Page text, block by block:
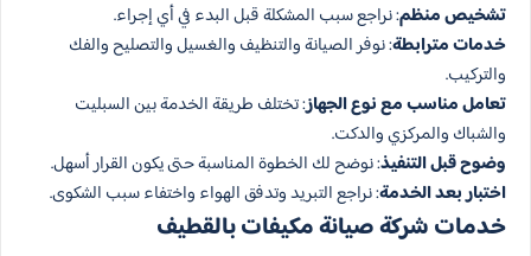
تشخيص منظم: نراجع سبب المشكلة قبل البدء في أي إجراء.
خدمات مترابطة: نوفر الصيانة والتنظيف والغسيل والتصليح والفك
والتركيب.
تعامل مناسب مع نوع الجهاز: تختلف طريقة الخدمة بين السبليت
والشباك والمركزي والدكت.
وضوح قبل التنفيذ: نوضح لك الخطوة المناسبة حتى يكون القرار أسهل.
اختبار بعد الخدمة: نراجع التبريد وتدفق الهواء واختفاء سبب الشكوى.
خدمات شركة صيانة مكيفات بالقطيف